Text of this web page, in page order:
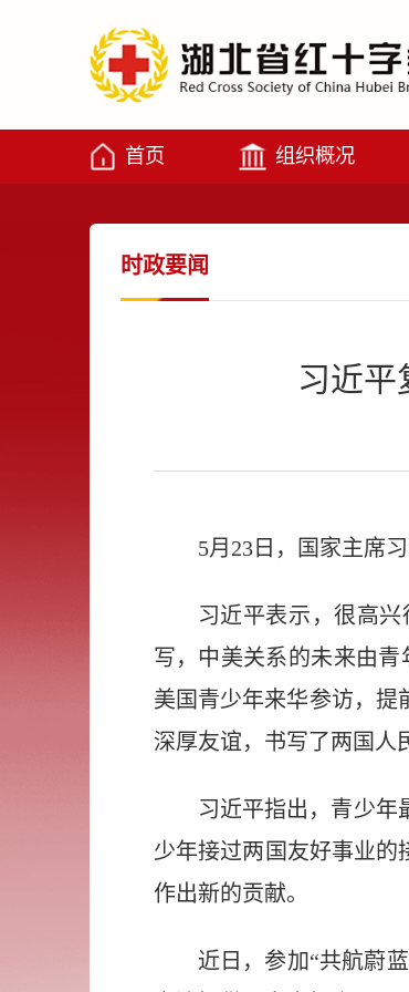
首页 组织概况
时政要闻
习近平
5月23日，国家主席
习近平表示，很高
写，中美关系的未来由青
美国青少年来华参访，提
深厚友谊，书写了两国人
习近平指出，青少年
少年接过两国友好事业的
作出新的贡献。
近日，参加“共航蔚